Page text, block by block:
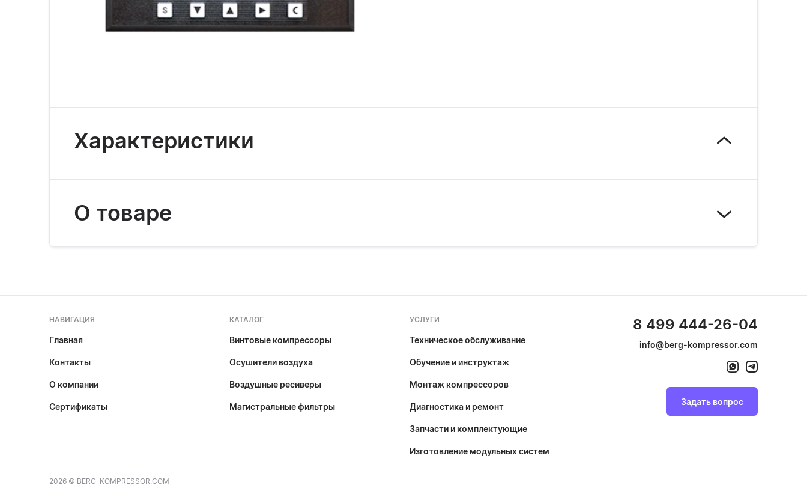
Характеристики
О товаре
НАВИГАЦИЯ
Главная
Контакты
О компании
Сертификаты
КАТАЛОГ
Винтовые компрессоры
Осушители воздуха
Воздушные ресиверы
Магистральные фильтры
УСЛУГИ
Техническое обслуживание
Обучение и инструктаж
Монтаж компрессоров
Диагностика и ремонт
Запчасти и комплектующие
Изготовление модульных систем
8 499 444-26-04
info@berg-kompressor.com
Задать вопрос
2026 © BERG-KOMPRESSOR.COM